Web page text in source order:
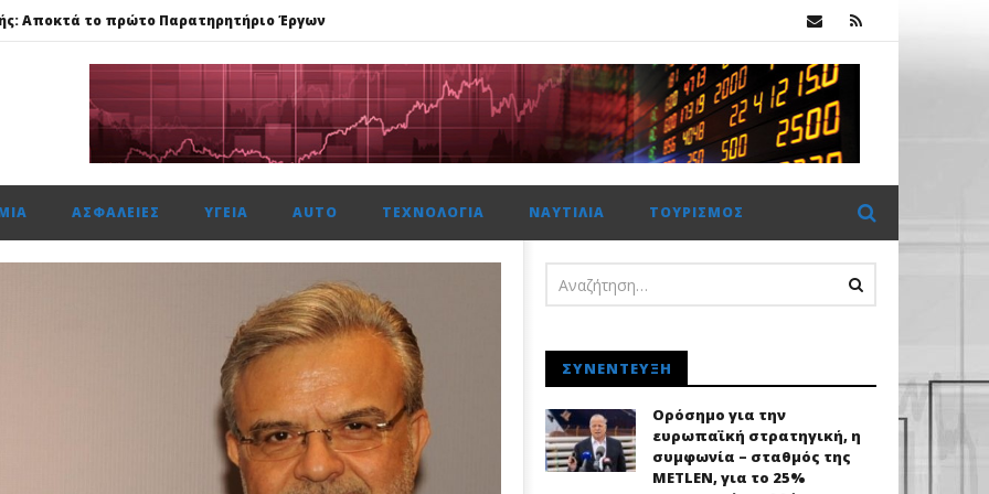
Αποκτά το πρώτο Παρατηρητήριο Έργων
λειτουργικά κέρδη €53,6 εκατ. και νέες εκταμιεύσεις €2 δισ. η CrediaBank
κερδών περιόρισε τη δυναμική στο Χρηματιστήριο Αθηνών
Αποκτά το πρώτο Παρατηρητήριο Έργων
ΑΣΦΆΛΕΙΕΣ ΥΓΕΊΑ AUTO ΤΕΧΝΟΛΟΓΊΑ ΝΑΥΤΙΛΊΑ ΤΟΥΡΙΣΜΌΣ
ΣΥΝΈΝΤΕΥΞΗ
Ορόσημο για την
ευρωπαϊκή στρατηγική, η
συμφωνία – σταθμός της
METLEN, για το 25%